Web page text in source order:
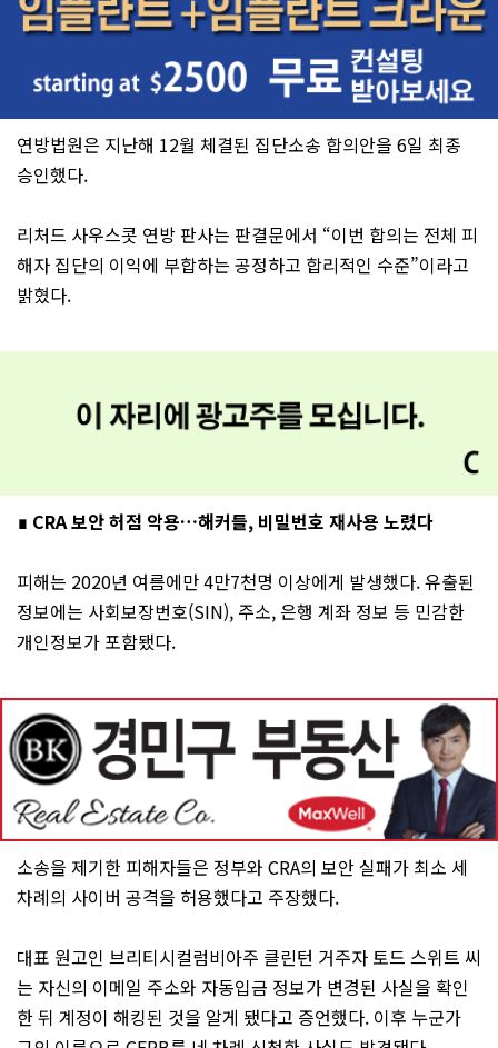
연방법원은 지난해 12월 체결된 집단소송 합의안을 6일 최종
승인했다.
리처드 사우스콧 연방 판사는 판결문에서 “이번 합의는 전체 피
해자 집단의 이익에 부합하는 공정하고 합리적인 수준”이라고
밝혔다.
∎ CRA 보안 허점 악용…해커들, 비밀번호 재사용 노렸다
피해는 2020년 여름에만 4만7천명 이상에게 발생했다. 유출된
정보에는 사회보장번호(SIN), 주소, 은행 계좌 정보 등 민감한
개인정보가 포함됐다.
소송을 제기한 피해자들은 정부와 CRA의 보안 실패가 최소 세
차례의 사이버 공격을 허용했다고 주장했다.
대표 원고인 브리티시컬럼비아주 클린턴 거주자 토드 스위트 씨
는 자신의 이메일 주소와 자동입금 정보가 변경된 사실을 확인
한 뒤 계정이 해킹된 것을 알게 됐다고 증언했다. 이후 누군가